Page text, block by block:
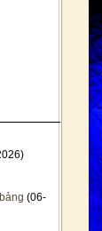
(06-